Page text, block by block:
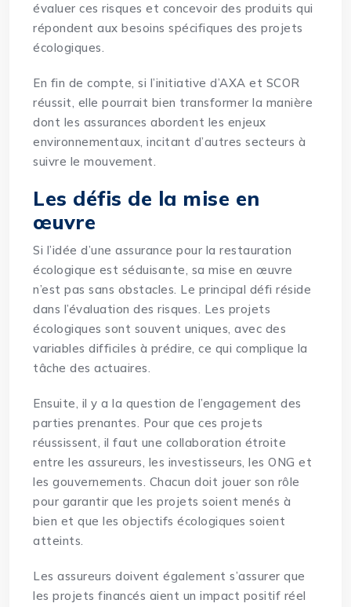
évaluer ces risques et concevoir des produits qui
répondent aux besoins spécifiques des projets
écologiques.
En fin de compte, si l’initiative d’AXA et SCOR
réussit, elle pourrait bien transformer la manière
dont les assurances abordent les enjeux
environnementaux, incitant d’autres secteurs à
suivre le mouvement.
Les défis de la mise en
œuvre
Si l’idée d’une assurance pour la restauration
écologique est séduisante, sa mise en œuvre
n’est pas sans obstacles. Le principal défi réside
dans l’évaluation des risques. Les projets
écologiques sont souvent uniques, avec des
variables difficiles à prédire, ce qui complique la
tâche des actuaires.
Ensuite, il y a la question de l’engagement des
parties prenantes. Pour que ces projets
réussissent, il faut une collaboration étroite
entre les assureurs, les investisseurs, les ONG et
les gouvernements. Chacun doit jouer son rôle
pour garantir que les projets soient menés à
bien et que les objectifs écologiques soient
atteints.
Les assureurs doivent également s’assurer que
les projets financés aient un impact positif réel